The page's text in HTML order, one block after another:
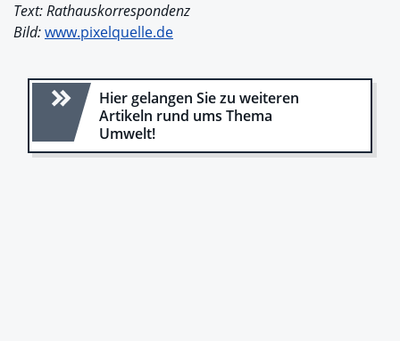
Text: Rathauskorrespondenz
Bild:www.pixelquelle.de
Hier gelangen Sie zu weiteren
Artikeln rund ums Thema
Umwelt!